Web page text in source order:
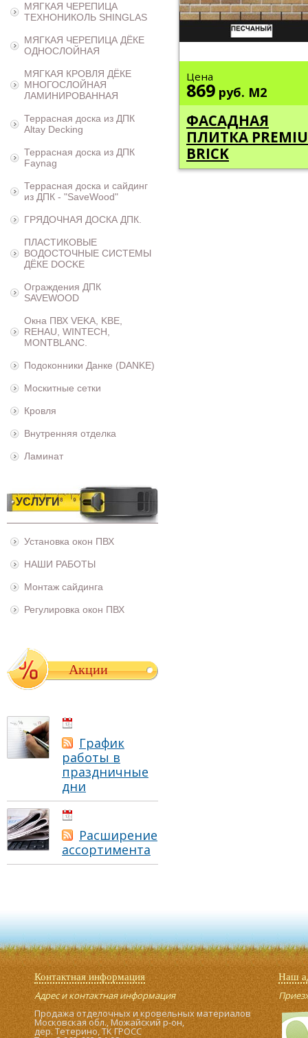
МЯГКАЯ ЧЕРЕПИЦА
ТЕХНОНИКОЛЬ SHINGLAS
МЯГКАЯ ЧЕРЕПИЦА ДЁКЕ
ОДНОСЛОЙНАЯ
МЯГКАЯ КРОВЛЯ ДЁКЕ
МНОГОСЛОЙНАЯ
ЛАМИНИРОВАННАЯ
Террасная доска из ДПК
Altay Decking
Террасная доска из ДПК
Faynag
Террасная доска и сайдинг
из ДПК - "SaveWood"
ГРЯДОЧНАЯ ДОСКА ДПК.
ПЛАСТИКОВЫЕ
ВОДОСТОЧНЫЕ СИСТЕМЫ
ДЁКЕ DOCKE
Ограждения ДПК
SAVEWOOD
Окна ПВХ VEKA, KBE,
REHAU, WINTECH,
MONTBLANC.
Подоконники Данке (DANKE)
Москитные сетки
Кровля
Внутренняя отделка
Ламинат
УСЛУГИ
Установка окон ПВХ
НАШИ РАБОТЫ
Монтаж сайдинга
Регулировка окон ПВХ
Акции
График
работы в
праздничные
дни
Расширение
ассортимента
Цена
869 руб. М2
ФАСАДНАЯ
ПЛИТКА
BRICK
Контактная информация
Адрес и контактная информация
Продажа отделочных и кровельных материалов
Московская обл., Можайский р-он,
дер. Тетерино, ТК ГРОСС
Наш